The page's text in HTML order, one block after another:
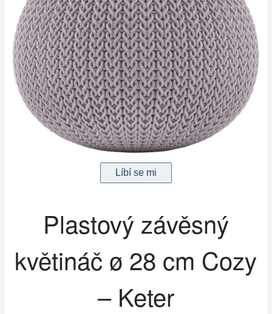
Plastový závěsný
květináč ø 28 cm Cozy
– Keter